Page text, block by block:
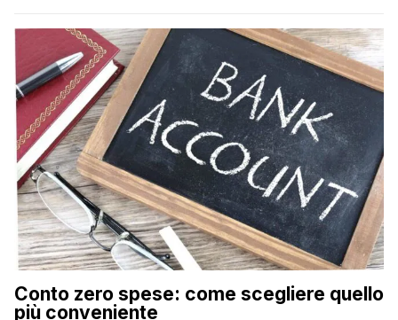
Conto zero spese: come scegliere quello
più conveniente